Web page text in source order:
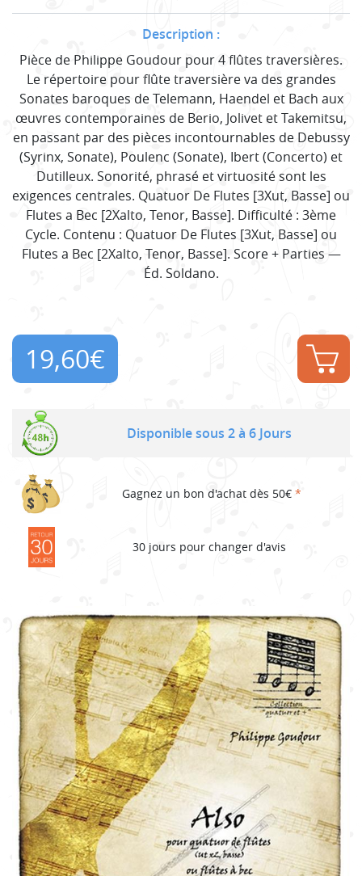
Description :
Pièce de Philippe Goudour pour 4 flûtes traversières.
Le répertoire pour flûte traversière va des grandes
Sonates baroques de Telemann, Haendel et Bach aux
œuvres contemporaines de Berio, Jolivet et Takemitsu,
en passant par des pièces incontournables de Debussy
(Syrinx, Sonate), Poulenc (Sonate), Ibert (Concerto) et
Dutilleux. Sonorité, phrasé et virtuosité sont les
exigences centrales. Quatuor De Flutes [3Xut, Basse] ou
Flutes a Bec [2Xalto, Tenor, Basse]. Difficulté : 3ème
Cycle. Contenu : Quatuor De Flutes [3Xut, Basse] ou
Flutes a Bec [2Xalto, Tenor, Basse]. Score + Parties —
Éd. Soldano.
19,60€
Disponible sous 2 à 6 Jours
Gagnez un bon d'achat dès 50€ *
30 jours pour changer d'avis